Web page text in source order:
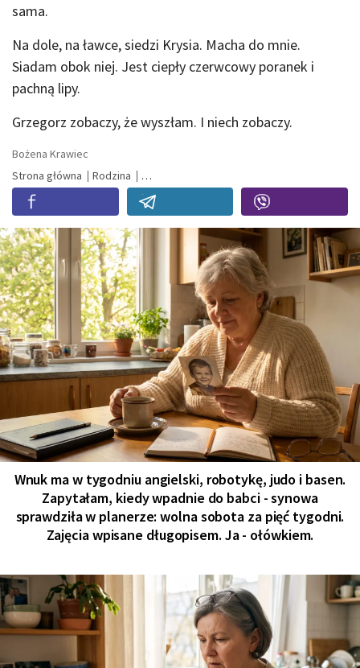
sama.
Na dole, na ławce, siedzi Krysia. Macha do mnie.
Siadam obok niej. Jest ciepły czerwcowy poranek i
pachną lipy.
Grzegorz zobaczy, że wyszłam. I niech zobaczy.
Bożena Krawiec
Strona główna
Rodzina
Wnuk ma w tygodniu angielski, robotykę, judo i basen.
Zapytałam, kiedy wpadnie do babci - synowa
sprawdziła w planerze: wolna sobota za pięć tygodni.
Zajęcia wpisane długopisem. Ja - ołówkiem.